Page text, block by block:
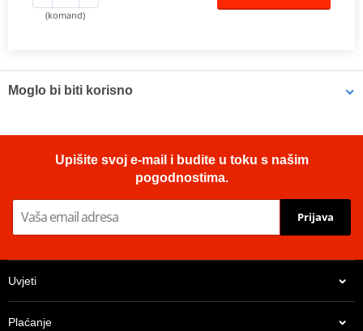
(komand)
Moglo bi biti korisno
Upišite svoj e-mail i budite u toku s našim
pogodnostima.
Prijava
Uvjeti
Plaćanje